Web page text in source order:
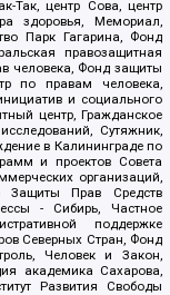
Так, центр Сова, центр
здоровья, Мемориал,
Парк Гагарина, Фонд
правозащитная
человека, Фонд защиты
по правам человека,
и социального
центр, Гражданское
Сутяжник,
в Калининграде по
и проектов Совета
организаций,
Защиты Прав Средств
- Сибирь, Частное
поддержке
Северных Стран, Фонд
Человек и Закон,
академика Сахарова,
Развития Свободы